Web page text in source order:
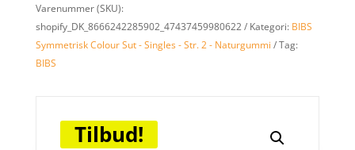
Varenummer (SKU):
shopify_DK_8666242285902_47437459980622
Kategori: BIBS
Symmetrisk Colour Sut - Singles - Str. 2 - Naturgummi
Tag:
BIBS
Tilbud!